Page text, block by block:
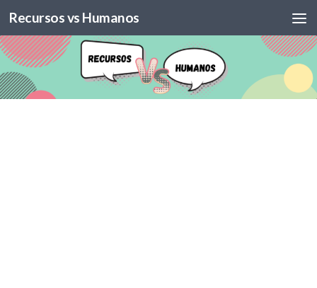
Skip to content
Recursos vs Humanos